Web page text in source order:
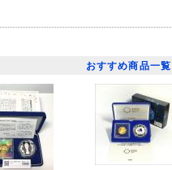
おすすめ商品一覧